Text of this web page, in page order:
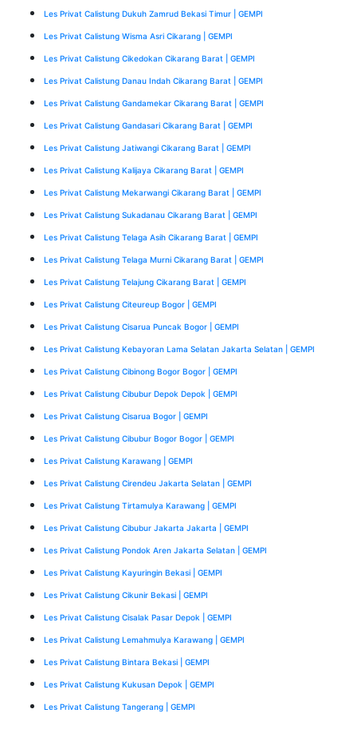
Les Privat Calistung Dukuh Zamrud Bekasi Timur | GEMPI
Les Privat Calistung Wisma Asri Cikarang | GEMPI
Les Privat Calistung Cikedokan Cikarang Barat | GEMPI
Les Privat Calistung Danau Indah Cikarang Barat | GEMPI
Les Privat Calistung Gandamekar Cikarang Barat | GEMPI
Les Privat Calistung Gandasari Cikarang Barat | GEMPI
Les Privat Calistung Jatiwangi Cikarang Barat | GEMPI
Les Privat Calistung Kalijaya Cikarang Barat | GEMPI
Les Privat Calistung Mekarwangi Cikarang Barat | GEMPI
Les Privat Calistung Sukadanau Cikarang Barat | GEMPI
Les Privat Calistung Telaga Asih Cikarang Barat | GEMPI
Les Privat Calistung Telaga Murni Cikarang Barat | GEMPI
Les Privat Calistung Telajung Cikarang Barat | GEMPI
Les Privat Calistung Citeureup Bogor | GEMPI
Les Privat Calistung Cisarua Puncak Bogor | GEMPI
Les Privat Calistung Kebayoran Lama Selatan Jakarta Selatan | GEMPI
Les Privat Calistung Cibinong Bogor Bogor | GEMPI
Les Privat Calistung Cibubur Depok Depok | GEMPI
Les Privat Calistung Cisarua Bogor | GEMPI
Les Privat Calistung Cibubur Bogor Bogor | GEMPI
Les Privat Calistung Karawang | GEMPI
Les Privat Calistung Cirendeu Jakarta Selatan | GEMPI
Les Privat Calistung Tirtamulya Karawang | GEMPI
Les Privat Calistung Cibubur Jakarta Jakarta | GEMPI
Les Privat Calistung Pondok Aren Jakarta Selatan | GEMPI
Les Privat Calistung Kayuringin Bekasi | GEMPI
Les Privat Calistung Cikunir Bekasi | GEMPI
Les Privat Calistung Cisalak Pasar Depok | GEMPI
Les Privat Calistung Lemahmulya Karawang | GEMPI
Les Privat Calistung Bintara Bekasi | GEMPI
Les Privat Calistung Kukusan Depok | GEMPI
Les Privat Calistung Tangerang | GEMPI